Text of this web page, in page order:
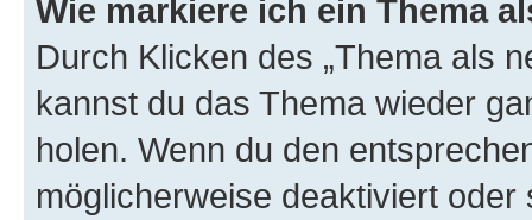
Wie markiere ich ein Thema
Durch Klicken des „Thema als
kannst du das Thema wieder
holen. Wenn du den
möglicherweise deaktiviert